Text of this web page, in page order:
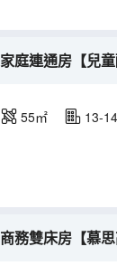
家庭連通房【兒
55㎡ 13-
商務雙床房【慕